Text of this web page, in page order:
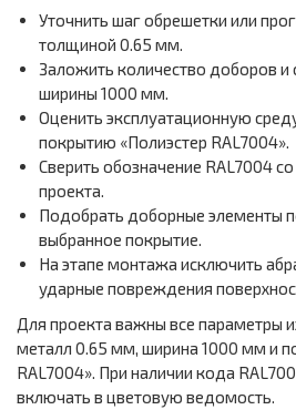
Уточнить шаг обрешетки или
толщиной 0.65 мм.
Заложить количество доборов и
ширины 1000 мм.
Оценить эксплуатационную
покрытию «Полиэстер RAL7004».
Сверить обозначение RAL7004
проекта.
Подобрать доборные элементы
выбранное покрытие.
На этапе монтажа исключить
ударные повреждения
Для проекта важны все параметры
металл 0.65 мм, ширина 1000 мм и
RAL7004». При наличии кода
включать в цветовую ведомость.